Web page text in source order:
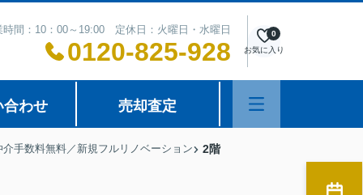
時間：10：00～19:00 定休日：火曜日・水曜日
0120-825-928 お気に入り
0
合わせ 売却査定
手数料無料／新規フルリノベーション 2階